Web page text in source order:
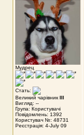
Мудрец
Стать:
Великий чарівник III
Вигляд: --
Група: Користувачі
Повідомлень: 1392
Користувач №: 48731
Реєстрація: 4-July 09